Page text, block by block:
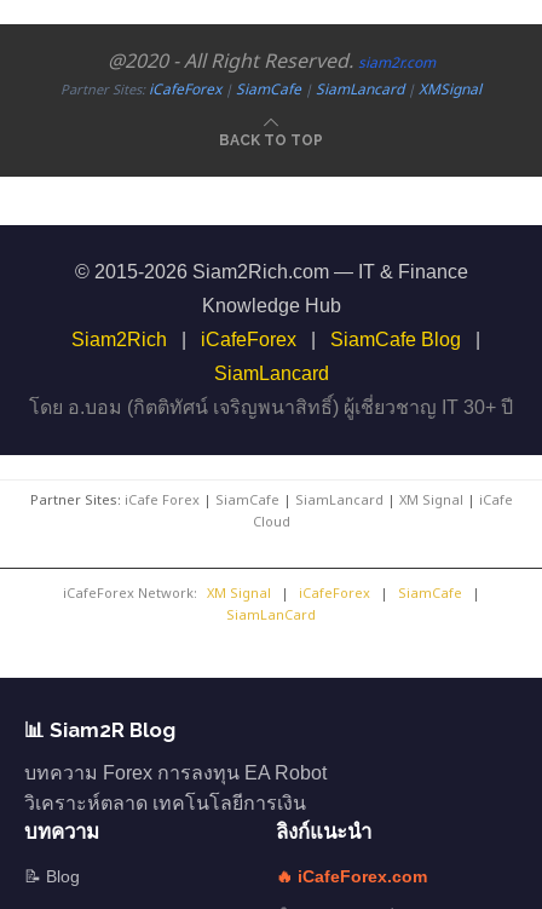
@2020 - All Right Reserved. siam2r.com
Partner Sites:iCafeForex|SiamCafe|SiamLancard|XMSignal
BACK TO TOP
© 2015-2026 Siam2Rich.com — IT & Finance
Knowledge Hub
Siam2Rich
iCafeForex SiamCafe Blog
SiamLancard
โดย อ.บอม (กิตติทัศน์ เจริญพนาสิทธิ์) ผู้เชี่ยวชาญ IT 30+ ปี
Partner Sites: iCafe Forex| SiamCafe | SiamLancard | XM Signal | iCafe
Cloud
iCafeForex Network: XM Signal | iCafeForex | SiamCafe
|
SiamLanCard
📊 Siam2R Blog
บทความ Forex การลงทุน EA Robot
วิเคราะห์ตลาด เทคโนโลยีการเงิน
บทความ
📝 Blog
ลิงก์แนะนำ
🔥 iCafeForex.com